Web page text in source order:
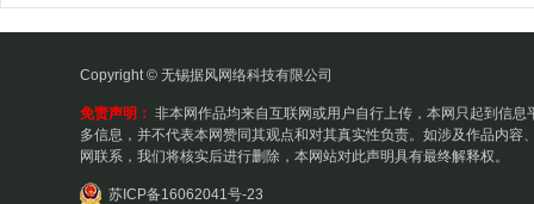
Copyright © 无锡据风网络科技有限公司
免责声明： 非本网作品均来自互联网或用户自行上传，本网只起到信息
多信息，并不代表本网赞同其观点和对其真实性负责。如涉及作品内容
网联系，我们将核实后进行删除，本网站对此声明具有最终解释权。
苏ICP备16062041号-23